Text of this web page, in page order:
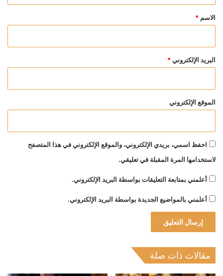
*
الاسم *
البريد الإلكتروني *
الموقع الإلكتروني
احفظ اسمي، بريدي الإلكتروني، والموقع الإلكتروني في هذا المتصفح
لاستخدامها المرة المقبلة في تعليقي.
أعلمني بمتابعة التعليقات بواسطة البريد الإلكتروني.
أعلمني بالمواضيع الجديدة بواسطة البريد الإلكتروني.
مقالات ذات صلة